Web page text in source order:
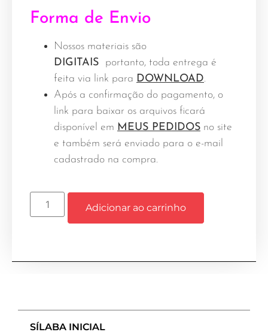
Forma de Envio
Nossos materiais são
DIGITAIS
portanto, toda entrega é
feita via link para DOWNLOAD.
Após a confirmação do pagamento, o
link para baixar os arquivos ficará
disponível em MEUS PEDIDOS no site
e também será enviado para o e-mail
cadastrado na compra.
Adicionar ao carrinho
SÍLABA INICIAL